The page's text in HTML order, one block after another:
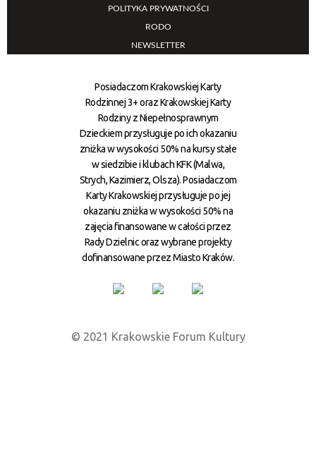
POLITYKA PRYWATNOŚCI
RODO
NEWSLETTER
Posiadaczom Krakowskiej Karty
Rodzinnej 3+ oraz Krakowskiej Karty
Rodziny z Niepełnosprawnym
Dzieckiem przysługuje po ich okazaniu
zniżka w wysokości 50% na kursy stałe
w siedzibie i klubach KFK (Malwa,
Strych, Kazimierz, Olsza). Posiadaczom
Karty Krakowskiej przysługuje po jej
okazaniu zniżka w wysokości 50% na
zajęcia finansowane w całości przez
Rady Dzielnic oraz wybrane projekty
dofinansowane przez Miasto Kraków.
© 2021 Krakowskie Forum Kultury